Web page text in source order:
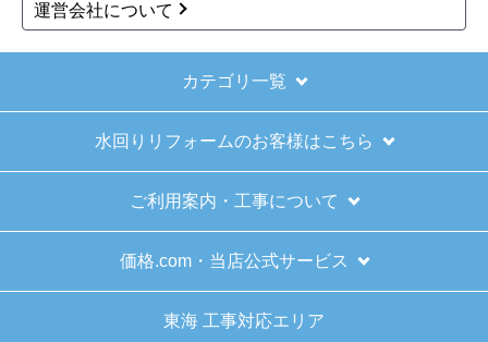
はい
ショップからの連絡や対応は適切でしたか？
予定の期日までに商品が届きましたか？
はい
【注文商品】給湯器 【注文時期】2025
運営会社について
カテゴリ一覧
水回りリフォームのお客様はこちら
ご利用案内・工事について
価格.com・当店公式サービス
東海 工事対応エリア